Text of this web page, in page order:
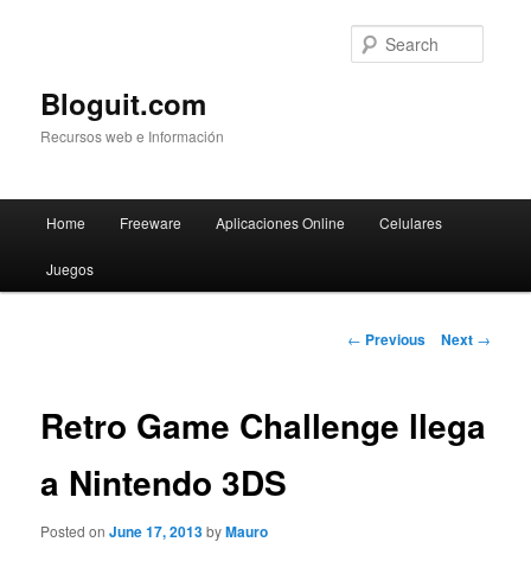
Bloguit.com
Recursos web e Información
Skip
to
Home Freeware Aplicaciones Online Celulares
Juegos
Post
← Previous Next →
Retro Game Challenge llega
a Nintendo 3DS
Posted onJune 17, 2013byMauro